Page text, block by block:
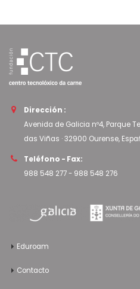
Dirección :
Avenida de Galicia nº4, Parque
das Viñas · 32900 Ourense,
Teléfono - Fax:
988 548 277- 988 548 276
Eduroam
Contacto